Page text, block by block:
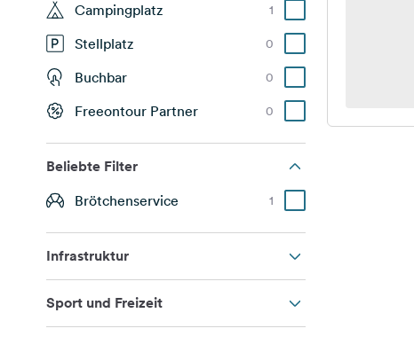
Campingplatz 1
Stellplatz 0
Buchbar 0
Freeontour Partner 0
Beliebte Filter
Brötchenservice 1
Infrastruktur
Sport und Freizeit